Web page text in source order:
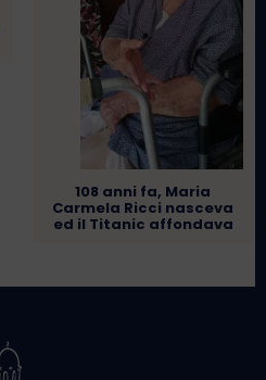
108 anni fa, Maria
Carmela Ricci nasceva
ed il Titanic affondava